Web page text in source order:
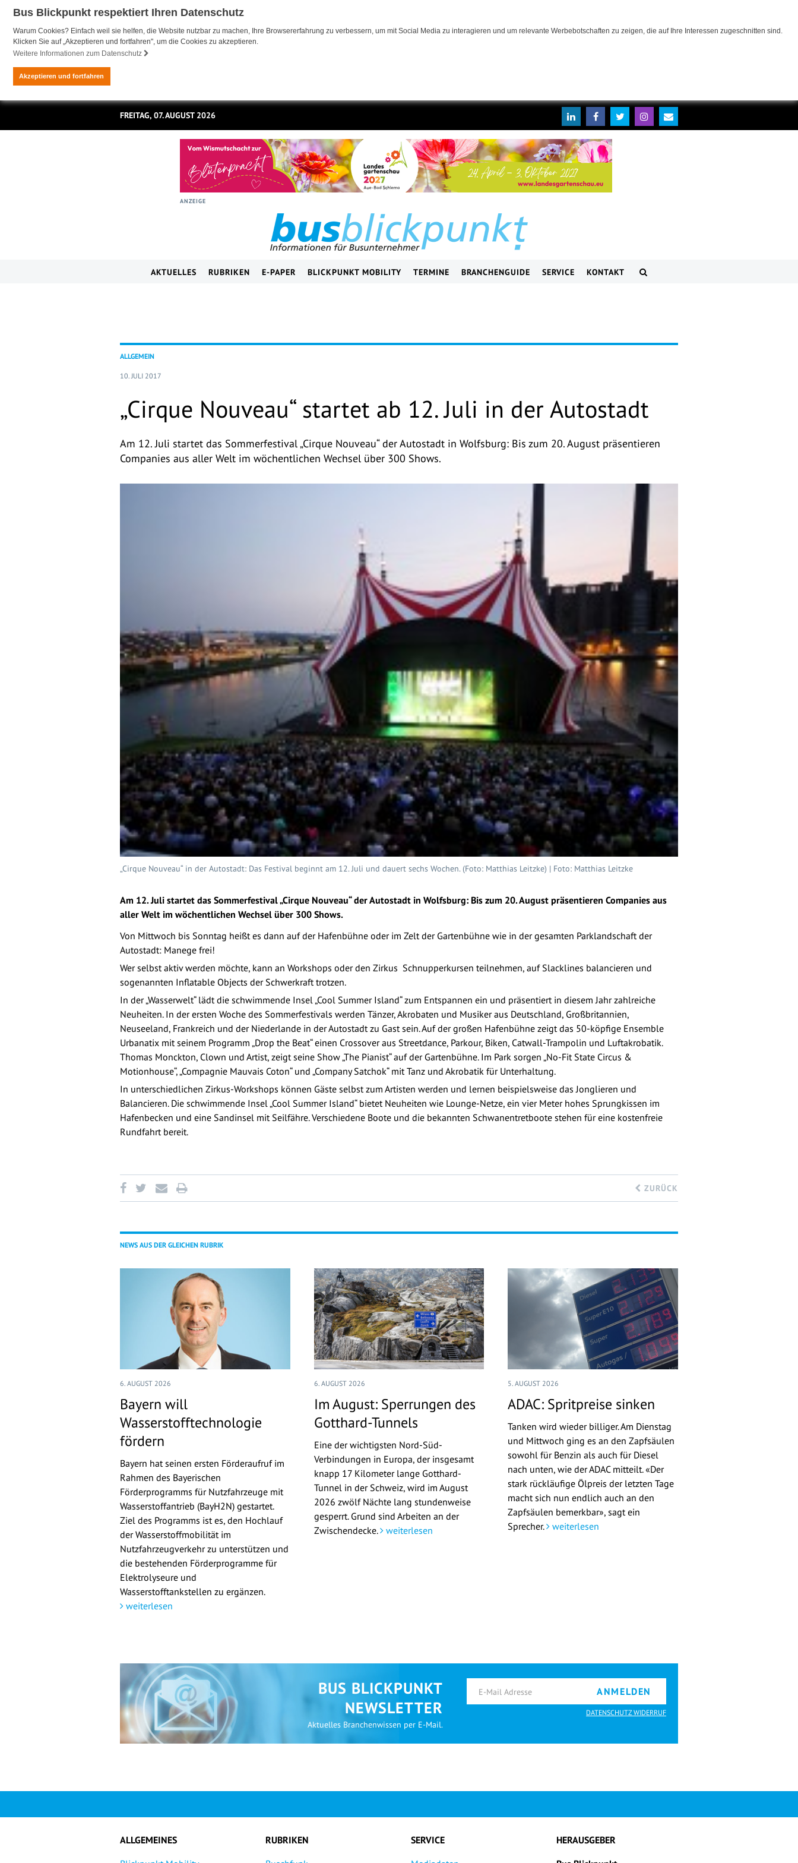
Bus Blickpunkt respektiert Ihren Datenschutz
Warum Cookies? Einfach weil sie helfen, die Website nutzbar zu machen, Ihre Browsererfahrung zu verbessern, um mit Social Media zu interagieren und um relevante Werbebotschaften zu zeigen, die auf Ihre Interessen zugeschnitten sind.
Klicken Sie auf „Akzeptieren und fortfahren", um die Cookies zu akzeptieren.
Weitere Informationen zum Datenschutz
Akzeptieren und fortfahren
FREITAG, 07. AUGUST 2026
ANZEIGE
AKTUELLES RUBRIKEN E-PAPER BLICKPUNKT MOBILITY TERMINE BRANCHENGUIDE SERVICE KONTAKT
ALLGEMEIN
10. JULI 2017
„Cirque Nouveau“ startet ab 12. Juli in der Autostadt
Am 12. Juli startet das Sommerfestival „Cirque Nouveau“ der Autostadt in Wolfsburg: Bis zum 20. August präsentieren
Companies aus aller Welt im wöchentlichen Wechsel über 300 Shows.
„Cirque Nouveau“ in der Autostadt: Das Festival beginnt am 12. Juli und dauert sechs Wochen. (Foto: Matthias Leitzke) | Foto: Matthias Leitzke
Am 12. Juli startet das Sommerfestival „Cirque Nouveau“ der Autostadt in Wolfsburg: Bis zum 20. August präsentieren Companies aus
aller Welt im wöchentlichen Wechsel über 300 Shows.
Von Mittwoch bis Sonntag heißt es dann auf der Hafenbühne oder im Zelt der Gartenbühne wie in der gesamten Parklandschaft der
Autostadt: Manege frei!
Wer selbst aktiv werden möchte, kann an Workshops oder den Zirkus Schnupperkursen teilnehmen, auf Slacklines balancieren und
sogenannten Inflatable Objects der Schwerkraft trotzen.
In der „Wasserwelt“ lädt die schwimmende Insel „Cool Summer Island“ zum Entspannen ein und präsentiert in diesem Jahr zahlreiche
Neuheiten. In der ersten Woche des Sommerfestivals werden Tänzer, Akrobaten und Musiker aus Deutschland, Großbritannien,
Neuseeland, Frankreich und der Niederlande in der Autostadt zu Gast sein. Auf der großen Hafenbühne zeigt das 50-köpfige Ensemble
Urbanatix mit seinem Programm „Drop the Beat“ einen Crossover aus Streetdance, Parkour, Biken, Catwall-Trampolin und Luftakrobatik.
Thomas Monckton, Clown und Artist, zeigt seine Show „The Pianist“ auf der Gartenbühne. Im Park sorgen „No-Fit State Circus &
Motionhouse“, „Compagnie Mauvais Coton“ und „Company Satchok“ mit Tanz und Akrobatik für Unterhaltung.
In unterschiedlichen Zirkus-Workshops können Gäste selbst zum Artisten werden und lernen beispielsweise das Jonglieren und
Balancieren. Die schwimmende Insel „Cool Summer Island“ bietet Neuheiten wie Lounge-Netze, ein vier Meter hohes Sprungkissen im
Hafenbecken und eine Sandinsel mit Seilfähre. Verschiedene Boote und die bekannten Schwanentretboote stehen für eine kostenfreie
Rundfahrt bereit.
ZURÜCK
NEWS AUS DER GLEICHEN RUBRIK
6. AUGUST 2026
Bayern will
Wasserstofftechnologie
fördern
Bayern hat seinen ersten Förderaufruf im
Rahmen des Bayerischen
Förderprogramms für Nutzfahrzeuge mit
Wasserstoffantrieb (BayH2N) gestartet.
Ziel des Programms ist es, den Hochlauf
der Wasserstoffmobilität im
Nutzfahrzeugverkehr zu unterstützen und
die bestehenden Förderprogramme für
Elektrolyseure und
Wasserstofftankstellen zu ergänzen.
weiterlesen
6. AUGUST 2026
Im August: Sperrungen des
Gotthard-Tunnels
Eine der wichtigsten Nord-Süd-
Verbindungen in Europa, der insgesamt
knapp 17 Kilometer lange Gotthard-
Tunnel in der Schweiz, wird im August
2026 zwölf Nächte lang stundenweise
gesperrt. Grund sind Arbeiten an der
Zwischendecke. weiterlesen
5. AUGUST 2026
ADAC: Spritpreise sinken
Tanken wird wieder billiger. Am Dienstag
und Mittwoch ging es an den Zapfsäulen
sowohl für Benzin als auch für Diesel
nach unten, wie der ADAC mitteilt. «Der
stark rückläufige Ölpreis der letzten Tage
macht sich nun endlich auch an den
Zapfsäulen bemerkbar», sagt ein
Sprecher. weiterlesen
BUS BLICKPUNKT
NEWSLETTER
Aktuelles Branchenwissen per E-Mail.
ANMELDEN
DATENSCHUTZ WIDERRUF
ALLGEMEINES
RUBRIKEN
SERVICE
HERAUSGEBER